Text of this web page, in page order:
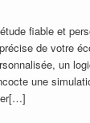
fiable et
de votre
un
une